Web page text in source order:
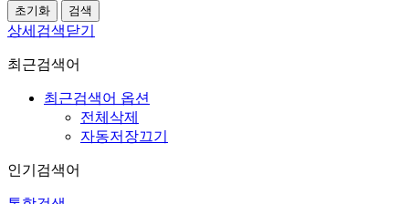
상세검색닫기
최근검색어
최근검색어 옵션
전체삭제
자동저장끄기
인기검색어